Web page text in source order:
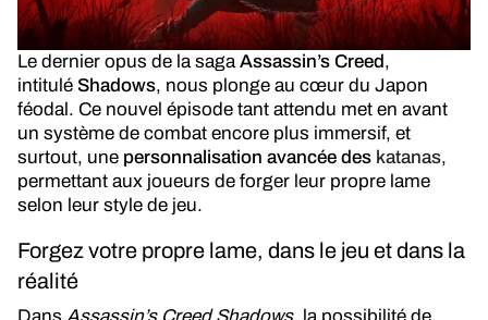
Le dernier opus de la sagaAssassin’s Creed,
intituléShadows, nous plonge au cœur du Japon
féodal. Ce nouvel épisode tant attendu met en avant
un système de combat encore plus immersif, et
surtout, une personnalisation avancée des katanas,
permettant aux joueurs de forger leur propre lame
selon leur style de jeu.
Forgez votre propre lame, dans le jeu et dans la
réalité